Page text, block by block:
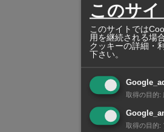
クリアンクライ
1.00％に引き下
消費が拡大した
「相互関税」を違
策を表明。150日
一方、マイナス
このサイ
このサイトでは
用を継続される場
クッキーの詳細・
下さい。
取得の目的:
取得の目的: